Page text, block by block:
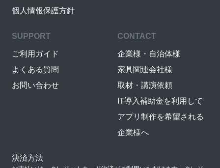
個人情報保護方針
SUPPORT
ご利用ガイド
よくある質問
お問い合わせ
CONTACT
企業様・自治体様
家具関連会社様
取材・講演依頼
IT導入補助金を利用して
アプリ制作を希望される
企業様へ
決済方法